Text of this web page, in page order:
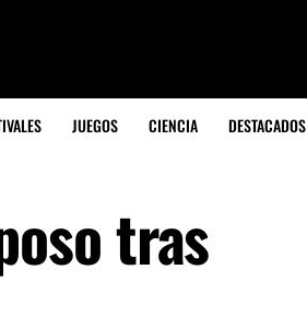
JUEGOS CIENCIA DESTACADOS
tras